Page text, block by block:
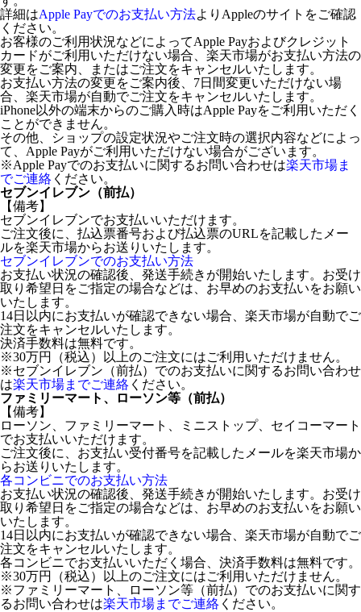
詳細はApple Payでのお支払い方法よりAppleのサイトをご確認
ください。
お客様のご利用状況などによってApple Payおよびクレジット
カードがご利用いただけない場合、楽天市場がお支払い方法の
変更をご案内、またはご注文をキャンセルいたします。
お支払い方法の変更をご案内後、7日間変更いただけない場
合、楽天市場が自動でご注文をキャンセルいたします。
iPhone以外の端末からのご購入時はApple Payをご利用いただく
ことができません。
その他、ショップの設定状況やご注文時の選択内容などによっ
て、Apple Payがご利用いただけない場合がございます。
※Apple Payでのお支払いに関するお問い合わせは楽天市場ま
でご連絡 ください。
セブンイレブン（前払）
【備考】
セブンイレブンでお支払いいただけます。
ご注文後に、払込票番号および払込票のURLを記載したメー
ルを楽天市場からお送りいたします。
セブンイレブンでのお支払い方法
お支払い状況の確認後、発送手続きが開始いたします。お受け
取り希望日をご指定の場合などは、お早めのお支払いをお願い
いたします。
14日以内にお支払いが確認できない場合、楽天市場が自動でご
注文をキャンセルいたします。
決済手数料は無料です。
※30万円（税込）以上のご注文にはご利用いただけません。
※セブンイレブン（前払）でのお支払いに関するお問い合わせ
は楽天市場までご連絡 ください。
ファミリーマート、ローソン等（前払）
【備考】
ローソン、ファミリーマート、ミニストップ、セイコーマート
でお支払いいただけます。
ご注文後に、お支払い受付番号を記載したメールを楽天市場か
らお送りいたします。
各コンビニでのお支払い方法
お支払い状況の確認後、発送手続きが開始いたします。お受け
取り希望日をご指定の場合などは、お早めのお支払いをお願い
いたします。
14日以内にお支払いが確認できない場合、楽天市場が自動でご
注文をキャンセルいたします。
各コンビニでお支払いいただく場合、決済手数料は無料です。
※30万円（税込）以上のご注文にはご利用いただけません。
※ファミリーマート、ローソン等（前払）でのお支払いに関す
るお問い合わせは楽天市場までご連絡 ください。